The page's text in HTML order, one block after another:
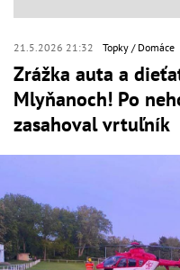
21.5.2026 21:32 Topky Domáce
Zrážka auta a
Mlyňanoch! Po
zasahoval vrtuľník